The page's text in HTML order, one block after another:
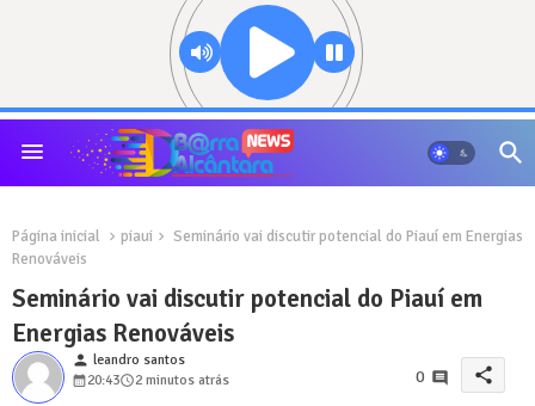
Página inicial piaui
Seminário vai discutir potencial do Piauí em Energias
Renováveis
Seminário vai discutir potencial do Piauí em
Energias Renováveis
person leandro santos
20:43
2 minutos atrás 0 share